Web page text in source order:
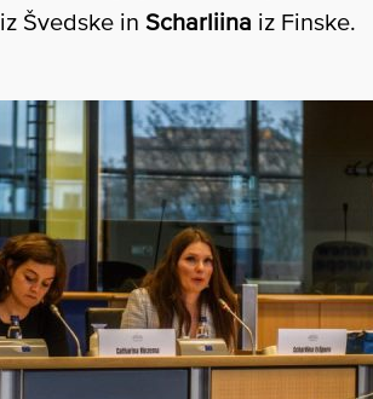
iz Švedske in Scharliina iz Finske.